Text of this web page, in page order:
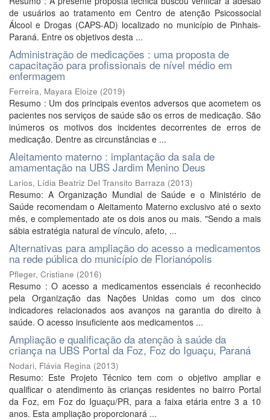
de usuários ao tratamento em Centro de atenção Psicossocial
Álcool e Drogas (CAPS-AD) localizado no município de Pinhais-
Paraná. Entre os objetivos desta ...
Administração de medicações : uma proposta de
capacitação para profissionais de nível médio em
enfermagem
Ferreira, Mayara Eloize (2019)
Resumo : Um dos principais eventos adversos que acometem os
pacientes nos serviços de saúde são os erros de medicação. São
inúmeros os motivos dos incidentes decorrentes de erros de
medicação. Dentre as circunstâncias e ...
Aleitamento materno : implantação da sala de
amamentação na UBS Jardim Menino Deus
Larios, Lídia Beatriz Del Transito Barraza (2013)
Resumo: A Organização Mundial de Saúde e o Ministério de
Saúde recomendam o Aleitamento Materno exclusivo até o sexto
mês, e complementado ate os dois anos ou mais. "Sendo a mais
sábia estratégia natural de vínculo, afeto, ...
Alternativas para ampliação do acesso a medicamentos
na rede pública do município de Florianópolis
Pfleger, Cristiane (2016)
Resumo : O acesso a medicamentos essenciais é reconhecido
pela Organização das Nações Unidas como um dos cinco
indicadores relacionados aos avanços na garantia do direito à
saúde. O acesso insuficiente aos medicamentos ...
Ampliação e qualificação da atenção à saúde da
criança na UBS Portal da Foz, Foz do Iguaçu, Paraná
Nodari, Flávia Regina (2013)
Resumo: Este Projeto Técnico tem com o objetivo ampliar e
qualificar o atendimento às crianças residentes no bairro Portal
da Foz, em Foz do Iguaçu/PR, para a faixa etária entre 3 a 10
anos. Esta ampliação proporcionará ...